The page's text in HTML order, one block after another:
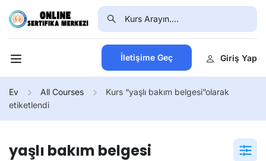
İletişime Geç Giriş Yap
Ev All Courses
Kurs “yaşlı bakım belgesi”olarak
etiketlendi
yaşlı bakım belgesi